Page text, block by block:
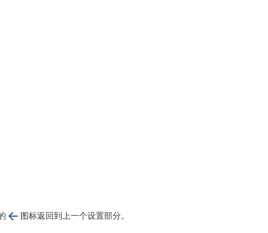
图标返回到上一个设置部分。